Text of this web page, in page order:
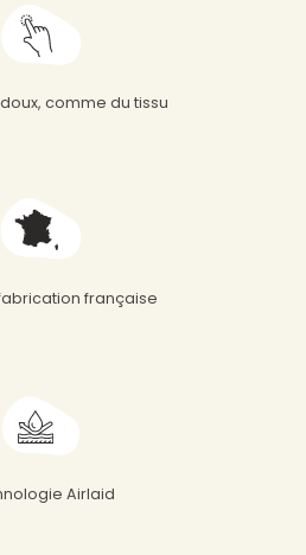
comme du tissu
française
Airlaid